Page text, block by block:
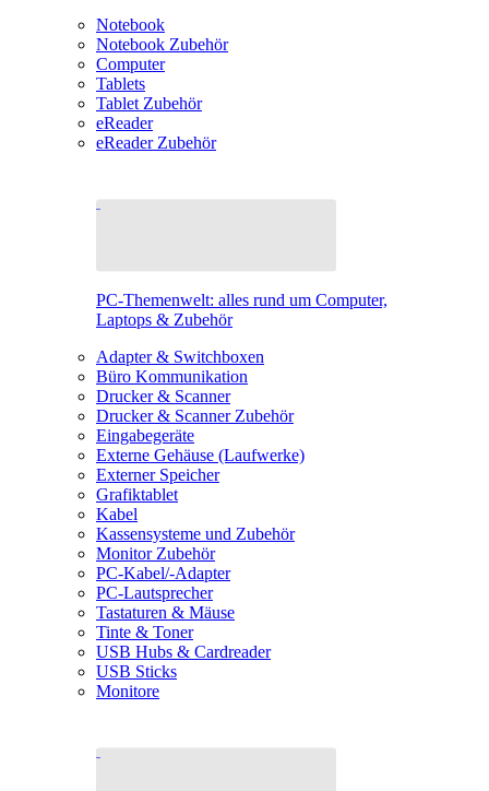
Notebook
Notebook Zubehör
Computer
Tablets
Tablet Zubehör
eReader
eReader Zubehör
PC-Themenwelt: alles rund um Computer,
Laptops & Zubehör
Adapter & Switchboxen
Büro Kommunikation
Drucker & Scanner
Drucker & Scanner Zubehör
Eingabegeräte
Externe Gehäuse (Laufwerke)
Externer Speicher
Grafiktablet
Kabel
Kassensysteme und Zubehör
Monitor Zubehör
PC-Kabel/-Adapter
PC-Lautsprecher
Tastaturen & Mäuse
Tinte & Toner
USB Hubs & Cardreader
USB Sticks
Monitore